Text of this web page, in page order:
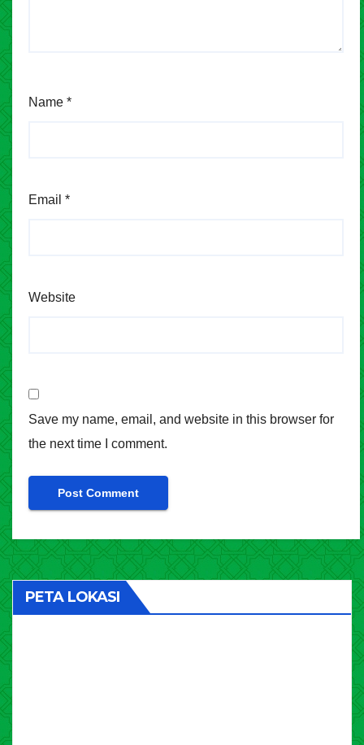
Name *
Email *
Website
Save my name, email, and website in this browser for
the next time I comment.
PETA LOKASI